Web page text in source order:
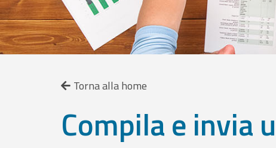
Torna alla home
Compila e invia